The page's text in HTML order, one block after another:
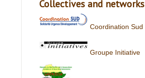
Collectives and networks
Coordination Sud
Groupe Initiative